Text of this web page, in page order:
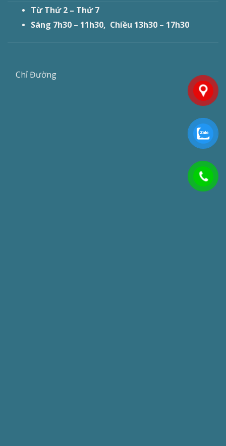
Từ Thứ 2 – Thứ 7
Sáng 7h30 – 11h30, Chiều 13h30 – 17h30
Chỉ Đường